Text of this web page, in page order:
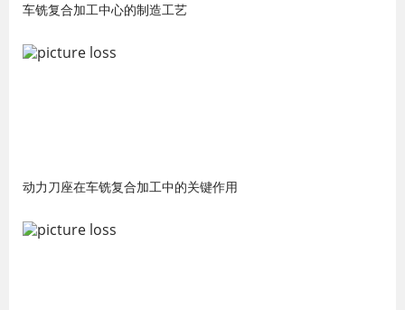
车铣复合加工中心的制造工艺
动力刀座在车铣复合加工中的关键作用